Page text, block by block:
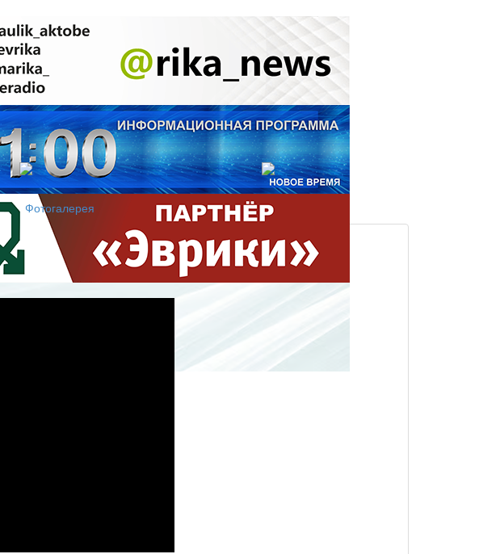
Фотогалерея